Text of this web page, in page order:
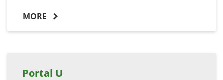
MORE
Portal U